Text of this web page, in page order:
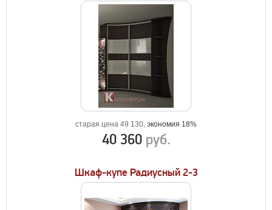
старая цена 49 130, экономия 18%
40 360 руб.
Шкаф-купе Радиусный 2-3